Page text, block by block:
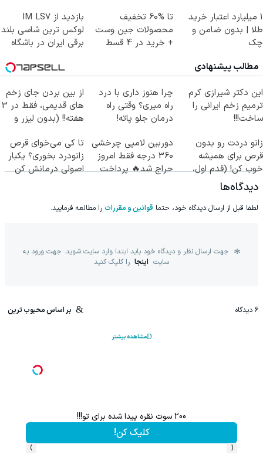
۱ میلیارد اعتبار خرید
طلا | بدون ضامن و
چک
تا %60 تخفیف
محصولات جین وست
+ خرید در 4 قسط
بازدید از IM LS7
لوکس ترین شاسی بلند
برقی ایران در باشگاه
مطالب پیشنهادی
این دکتر شیرازی کرم
ترمیم زخم ایرانی را
ساخت!!!
چرا هنوز داری با درد
راه میری؟ وقتی راه
درمان جلو پاته!
از بین بردن جای زخم
های قدیمی، فقط در 3
هفته!! (بدون لیزر و
زانو دردت رو بدون
قرص برای همیشه
خوب کن! (قدم اول،
پرسش‌نامه)
دوربین لامپی چرخشی
360 درجه فقط امروز
حراج شد🔥 پرداخت
تا کی می‌خوای قرص
زانودرد بخوری؟ یکبار
اصولی درمانش کن
دیدگاه‌ها
لطفا قبل از ارسال دیدگاه خود، حتما قوانین و مقررات را مطالعه فرمایید.
جهت ارسال نظر و دیدگاه خود باید ابتدا وارد سایت شوید. جهت ورود به
سایت اینجا را کلیک کنید
6 دیدگاه بر اساس محبوب ترین
مشاهده بیشتر
200 سوت نقره پیدا شده برای تو!!!
کلیک کن!
‹
›